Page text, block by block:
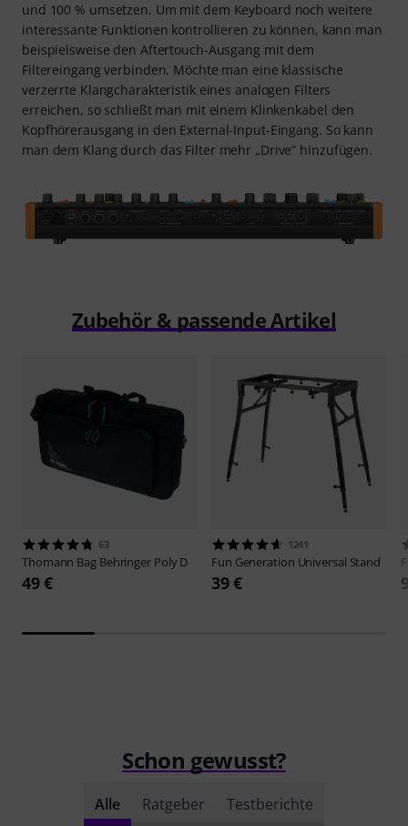
und 100 % umsetzen. Um mit dem Keyboard noch weitere
interessante Funktionen kontrollieren zu können, kann man
beispielsweise den Aftertouch-Ausgang mit dem
Filtereingang verbinden. Möchte man eine klassische
verzerrte Klangcharakteristik eines analogen Filters
erreichen, so schließt man mit einem Klinkenkabel den
Kopfhörerausgang in den External-Input-Eingang. So kann
man dem Klang durch das Filter mehr „Drive“ hinzufügen.
Zubehör & passende Artikel
63
Thomann Bag Behringer Poly D
49 €
1241
Fun Generation Universal Stand
39 €
Schon gewusst?
Alle Ratgeber Testberichte